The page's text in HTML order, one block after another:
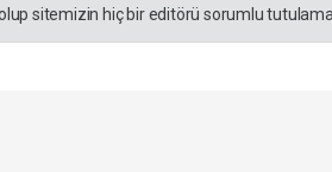
sitemizin hiç bir editörü sorumlu